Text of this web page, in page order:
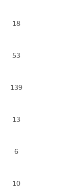
18
53
139
13
6
10